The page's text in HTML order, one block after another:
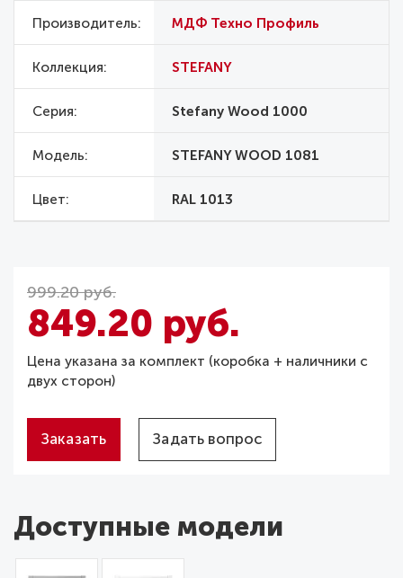
Производитель МДФ Техно Профиль
Коллекция STEFANY
Серия Stefany Wood 1000
Модель STEFANY WOOD 1081
Цвет RAL 1013
999.20 руб.
849.20 руб.
Цена указана за комплект (коробка + наличники с
двух сторон)
Заказать Задать вопрос
Доступные модели